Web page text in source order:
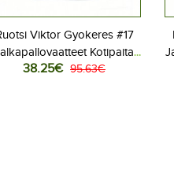
Viktor Gyokeres #17
Kotipaita
kisat 2026 Lyhythihainen
38.25€ 95.63€